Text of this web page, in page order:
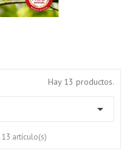
Hay 13 productos.

artículo(s)